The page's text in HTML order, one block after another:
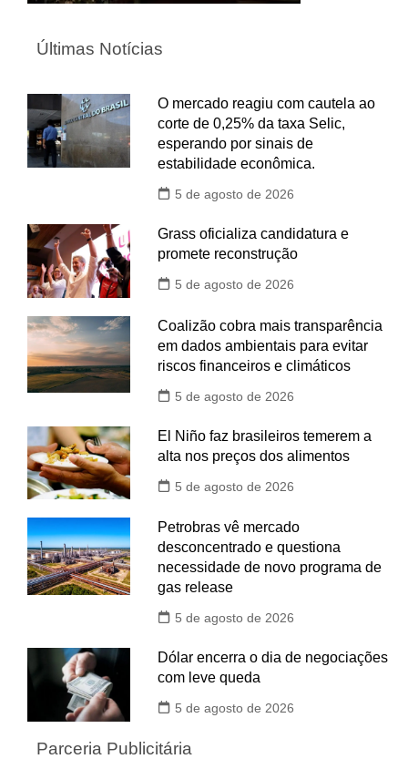
Últimas Notícias
O mercado reagiu com cautela ao
corte de 0,25% da taxa Selic,
esperando por sinais de
estabilidade econômica.
5 de agosto de 2026
Grass oficializa candidatura e
promete reconstrução
5 de agosto de 2026
Coalizão cobra mais transparência
em dados ambientais para evitar
riscos financeiros e climáticos
5 de agosto de 2026
El Niño faz brasileiros temerem a
alta nos preços dos alimentos
5 de agosto de 2026
Petrobras vê mercado
desconcentrado e questiona
necessidade de novo programa de
gas release
5 de agosto de 2026
Dólar encerra o dia de negociações
com leve queda
5 de agosto de 2026
Parceria Publicitária